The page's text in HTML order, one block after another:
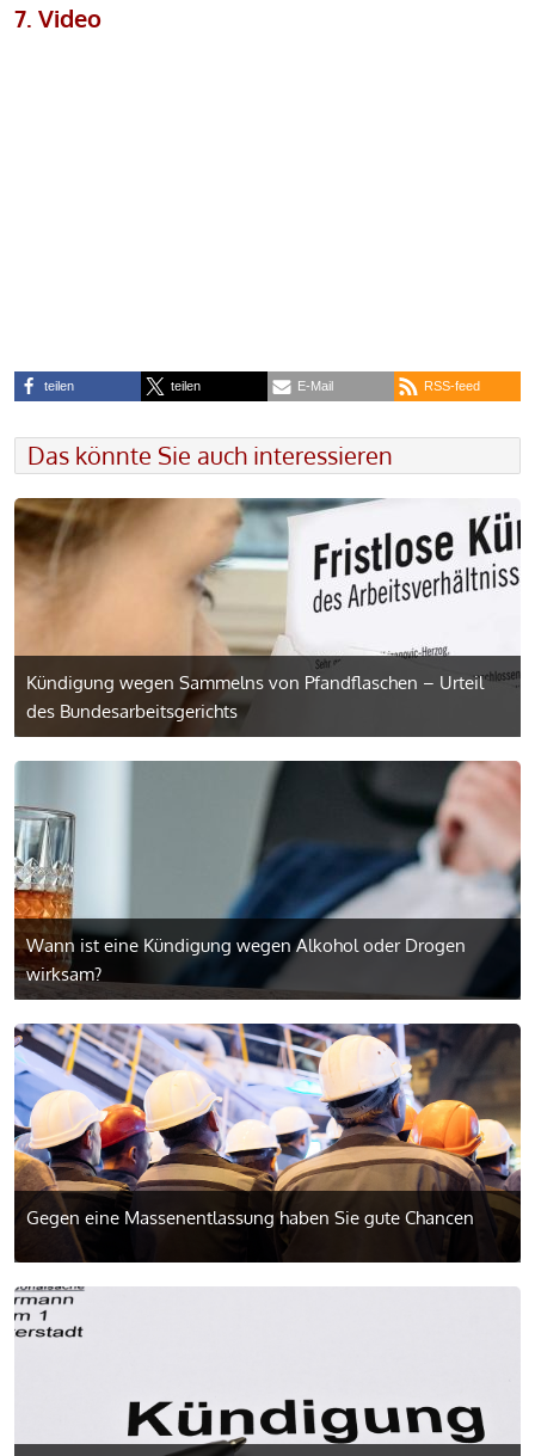
7. Video
teilen teilen E-Mail RSS-feed
Das könnte Sie auch interessieren
Kündigung wegen Sammelns von Pfandflaschen – Urteil
des Bundesarbeitsgerichts
Wann ist eine Kündigung wegen Alkohol oder Drogen
wirksam?
Gegen eine Massenentlassung haben Sie gute Chancen